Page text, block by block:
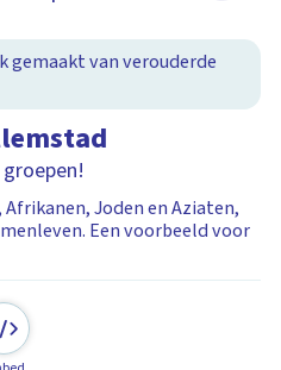
gemaakt van verouderde
Joden en Aziaten,
Een voorbeeld voor